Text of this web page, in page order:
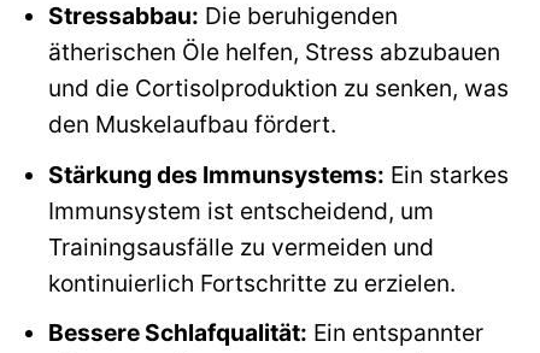
Stressabbau: Die beruhigenden
ätherischen Öle helfen, Stress abzubauen
und die Cortisolproduktion zu senken, was
den Muskelaufbau fördert.
Stärkung des Immunsystems: Ein starkes
Immunsystem ist entscheidend, um
Trainingsausfälle zu vermeiden und
kontinuierlich Fortschritte zu erzielen.
Bessere Schlafqualität: Ein entspannter